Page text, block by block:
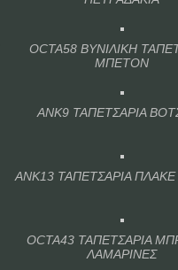
OCTA58 ΒΥΝΙΛΙΚΗ
ΜΠΕΤΟΝ
ANK9 ΤΑΠΕΤΣΑΡΙΑ
ANK13 ΤΑΠΕΤΣΑΡΙΑ ΠΛΑΚΕ
OCTA43 ΤΑΠΕΤΣΑΡΙΑ
ΛΑΜΑΡΙΝΕΣ